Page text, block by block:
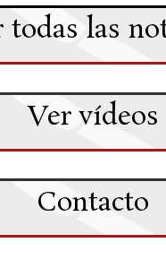
todas las
Ver vídeos
Contacto